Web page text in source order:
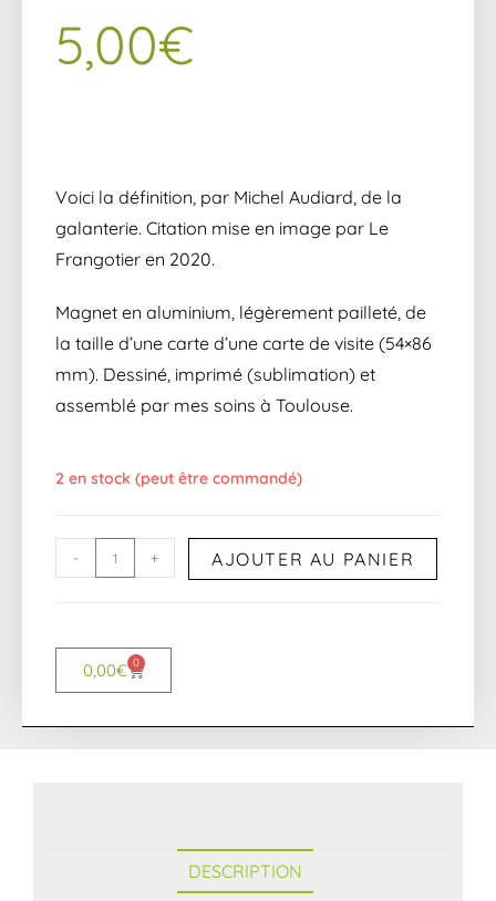
5,00€
Voici la définition, par Michel Audiard, de la
galanterie. Citation mise en image par Le
Frangotier en 2020.
Magnet en aluminium, légèrement pailleté, de
la taille d’une carte d’une carte de visite (54×86
mm). Dessiné, imprimé (sublimation) et
assemblé par mes soins à Toulouse.
2 en stock (peut être commandé)
- + AJOUTER AU PANIER
0,00€ 0
DESCRIPTION